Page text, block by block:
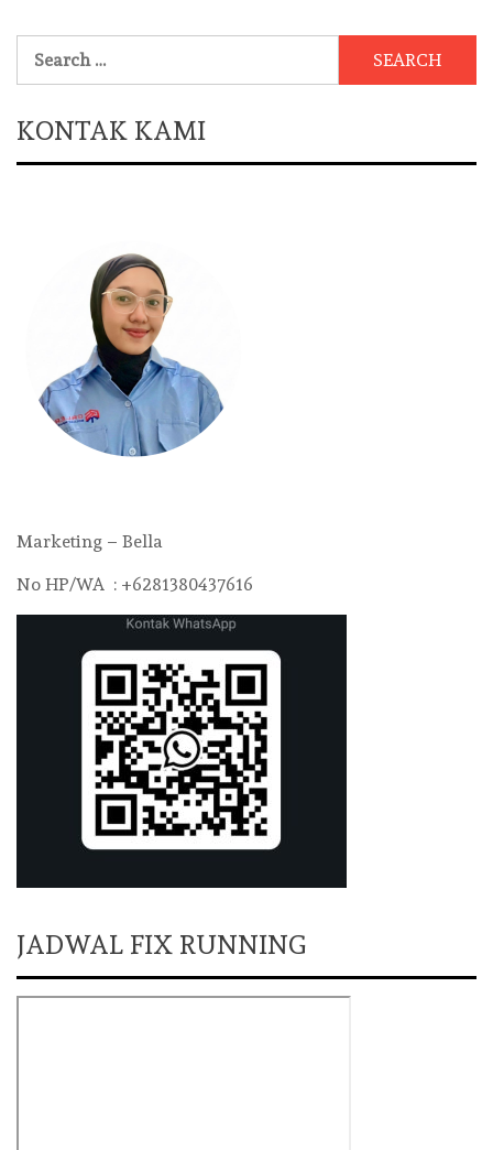
for:
KONTAK KAMI
Marketing – Bella
No HP/WA : +6281380437616
JADWAL FIX RUNNING